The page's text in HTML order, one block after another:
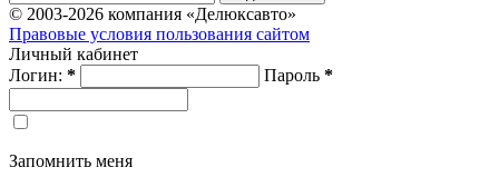
© 2003-2026 компания «Делюксавто»
Правовые условия пользования сайтом
Личный кабинет
Логин: * Пароль *
Запомнить меня